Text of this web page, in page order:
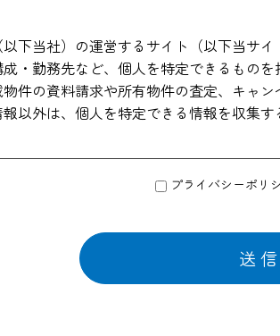
下当社）の運営するサイト（以下当サ
・勤務先など、個人を特定できるものを
件の資料請求や所有物件の査定、キャ
以外は、個人を特定できる情報を収集す
お申し出により物件資料の送付、会員情
情報誌、キャンペーンのお知らせ等を送付
を希望されないお客様は、ご面倒でも当
に関して収集した個人情報は、適切な管
プライバシーポリ